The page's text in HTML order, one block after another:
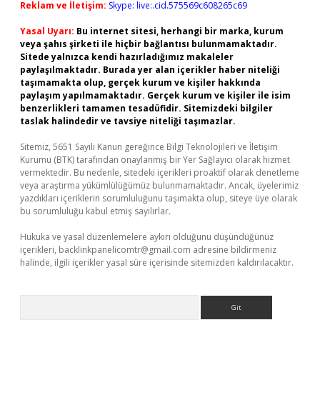
Reklam ve İletişim: Skype: live:.cid.575569c608265c69
Yasal Uyarı: Bu internet sitesi, herhangi bir marka, kurum
veya şahıs şirketi ile hiçbir bağlantısı bulunmamaktadır.
Sitede yalnızca kendi hazırladığımız makaleler
paylaşılmaktadır. Burada yer alan içerikler haber niteliği
taşımamakta olup, gerçek kurum ve kişiler hakkında
paylaşım yapılmamaktadır. Gerçek kurum ve kişiler ile isim
benzerlikleri tamamen tesadüfidir. Sitemizdeki bilgiler
taslak halindedir ve tavsiye niteliği taşımazlar.
Sitemiz, 5651 Sayılı Kanun gereğince Bilgi Teknolojileri ve İletişim
Kurumu (BTK) tarafından onaylanmış bir Yer Sağlayıcı olarak hizmet
vermektedir. Bu nedenle, sitedeki içerikleri proaktif olarak denetleme
veya araştırma yükümlülüğümüz bulunmamaktadır. Ancak, üyelerimiz
yazdıkları içeriklerin sorumluluğunu taşımakta olup, siteye üye olarak
bu sorumluluğu kabul etmiş sayılırlar.
Hukuka ve yasal düzenlemelere aykırı olduğunu düşündüğünüz
içerikleri, backlinkpanelicomtr@gmail.com adresine bildirmeniz
halinde, ilgili içerikler yasal süre içerisinde sitemizden kaldırılacaktır.